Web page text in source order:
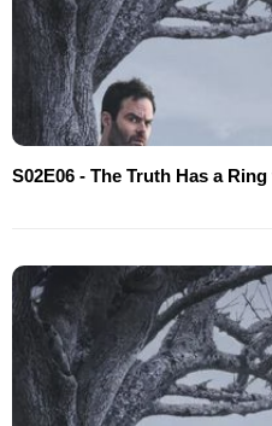
S02E06 - The Truth Has a